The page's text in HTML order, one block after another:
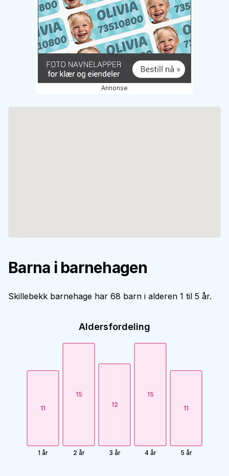
Annonse
Barna i barnehagen
Skillebekk barnehage har 68 barn i alderen 1 til 5 år.
Aldersfordeling
11
1 år
15
2 år
12
3 år
15
4 år
11
5 år